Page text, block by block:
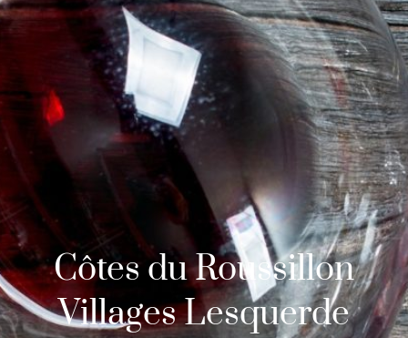
Côtes du Roussillon
Villages Lesquerde